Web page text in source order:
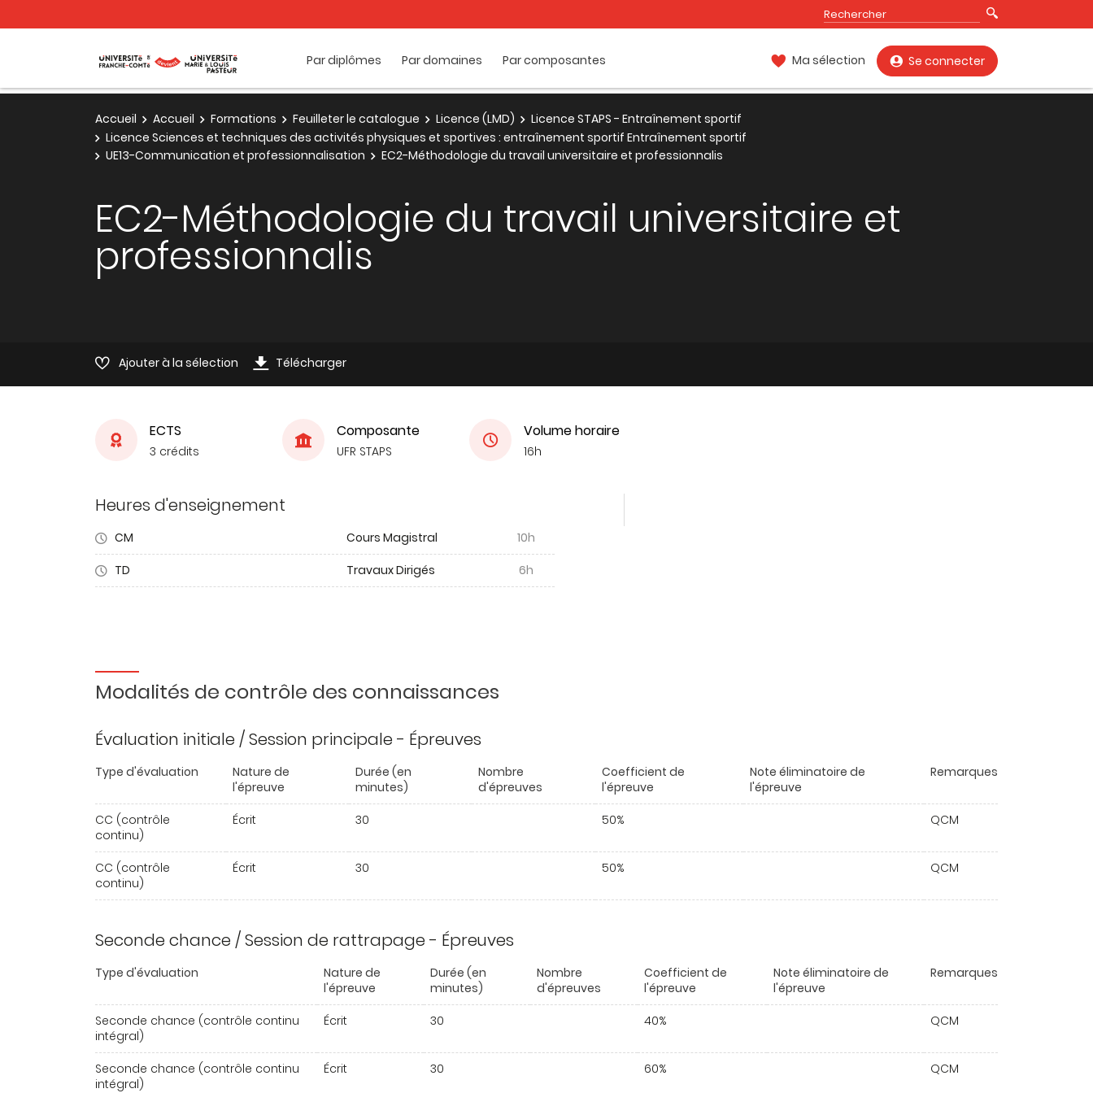
Par diplômes Par domaines Par composantes Ma sélection Se connecter
Accueil Accueil Formations Feuilleter le catalogue Licence (LMD)
Licence STAPS - Entraînement sportif
Licence Sciences et techniques des activités physiques et sportives : entraînement sportif Entraînement sportif
UE13-Communication et professionnalisation
EC2-Méthodologie du travail universitaire et professionnalis
EC2-Méthodologie du travail universitaire et
professionnalis
Ajouter à la sélection Télécharger
ECTS
3 crédits
Composante
UFR STAPS
Volume horaire
16h
Heures d'enseignement
CM Cours Magistral
10h
TD
Travaux Dirigés 6h
Modalités de contrôle des connaissances
Évaluation initiale / Session principale - Épreuves
Type d'évaluation
Nature de
l'épreuve
Durée (en
minutes)
Nombre
d'épreuves
Coefficient de
l'épreuve
Note éliminatoire de
l'épreuve
Remarques
CC (contrôle
continu)
Écrit 30 50% QCM
CC (contrôle
continu)
Écrit 30 50% QCM
Seconde chance / Session de rattrapage - Épreuves
Type d'évaluation
Nature de
l'épreuve
Durée (en
minutes)
Nombre
d'épreuves
Coefficient de
l'épreuve
Note éliminatoire de
l'épreuve
Remarques
Seconde chance (contrôle continu
intégral)
Écrit 30 40% QCM
Seconde chance (contrôle continu
intégral)
Écrit 30 60% QCM